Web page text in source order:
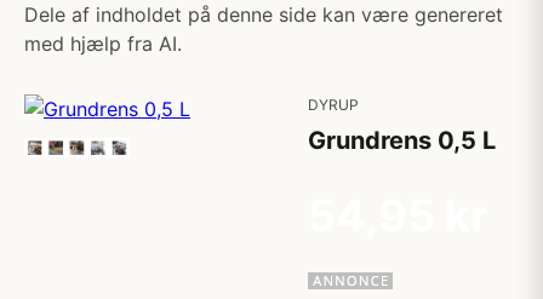
Dele af indholdet på denne side kan være genereret
med hjælp fra AI.
DYRUP
Grundrens 0,5 L